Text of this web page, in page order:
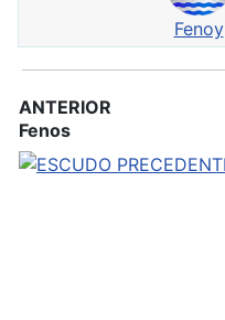
Fenoy
ANTERIOR
Fenos